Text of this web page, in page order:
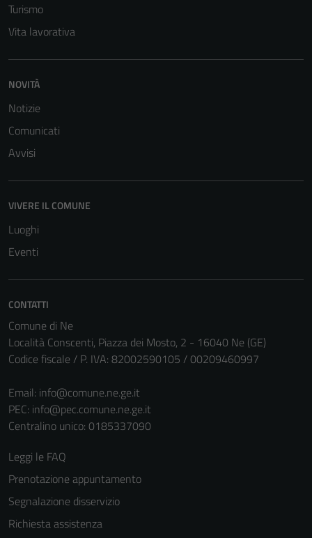
Turismo
Vita lavorativa
NOVITÀ
Notizie
Comunicati
Avvisi
VIVERE IL COMUNE
Luoghi
Eventi
CONTATTI
Comune di Ne
Località Conscenti, Piazza dei Mosto, 2 - 16040 Ne (GE)
Codice fiscale / P. IVA: 82002590105 / 00209460997
Email: info@comune.ne.ge.it
PEC: info@pec.comune.ne.ge.it
Centralino unico: 0185337090
Leggi le FAQ
Prenotazione appuntamento
Segnalazione disservizio
Richiesta assistenza